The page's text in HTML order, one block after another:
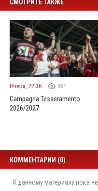
СМОТРИТЕ ТАКЖЕ
Вчера, 22:36 951
Campagna Tesseramento
2026/2027
КОММЕНТАРИИ (0)
К данному материалу пока